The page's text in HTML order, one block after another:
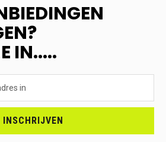
IN.....
INSCHRIJVEN